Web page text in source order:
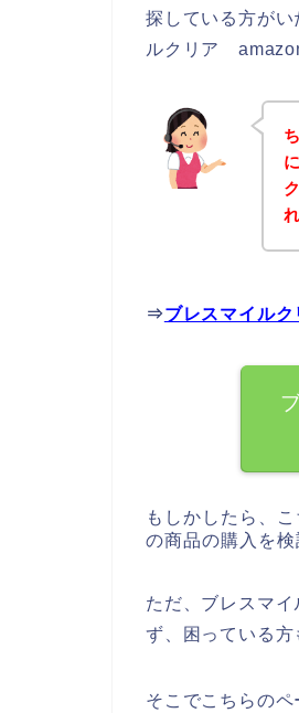
探している方が
ルクリア
⇒ブレスマイル
もしかしたら、
の商品の購入を検
ただ、ブレスマ
ず、困っている方
そこでこちらの